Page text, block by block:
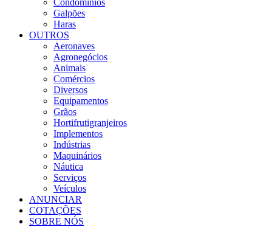
Condomínios
Galpões
Haras
OUTROS
Aeronaves
Agronegócios
Animais
Comércios
Diversos
Equipamentos
Grãos
Hortifrutigranjeiros
Implementos
Indústrias
Maquinários
Náutica
Serviços
Veículos
ANUNCIAR
COTAÇÕES
SOBRE NÓS